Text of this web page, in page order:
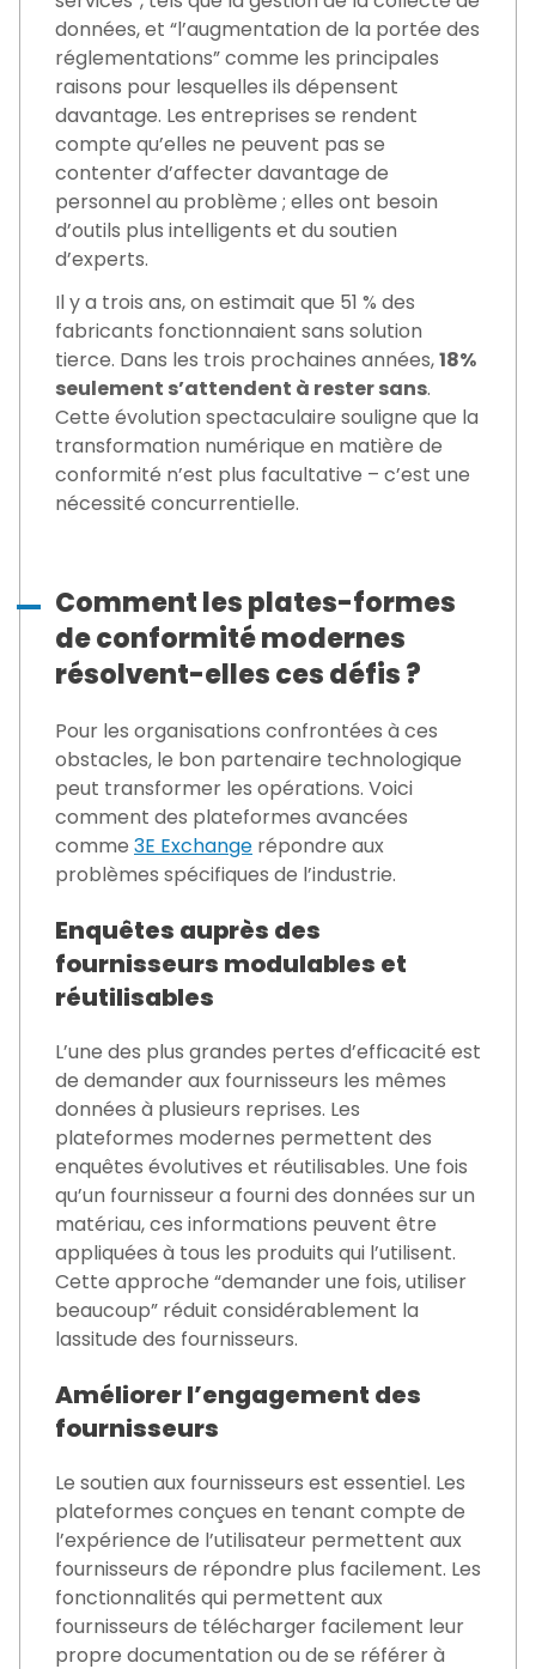
données, et “l’augmentation de la portée des
réglementations” comme les principales
raisons pour lesquelles ils dépensent
davantage. Les entreprises se rendent
compte qu’elles ne peuvent pas se
contenter d’affecter davantage de
personnel au problème ; elles ont besoin
d’outils plus intelligents et du soutien
d’experts.
Il y a trois ans, on estimait que 51 % des
fabricants fonctionnaient sans solution
tierce. Dans les trois prochaines années,18%
seulement s’attendent à rester sans.
Cette évolution spectaculaire souligne que la
transformation numérique en matière de
conformité n’est plus facultative – c’est une
nécessité concurrentielle.
Comment les plates-formes
de conformité modernes
résolvent-elles ces défis ?
Pour les organisations confrontées à ces
obstacles, le bon partenaire technologique
peut transformer les opérations. Voici
comment des plateformes avancées
comme 3E Exchange répondre aux
problèmes spécifiques de l’industrie.
Enquêtes auprès des
fournisseurs modulables et
réutilisables
L’une des plus grandes pertes d’efficacité est
de demander aux fournisseurs les mêmes
données à plusieurs reprises. Les
plateformes modernes permettent des
enquêtes évolutives et réutilisables. Une fois
qu’un fournisseur a fourni des données sur un
matériau, ces informations peuvent être
appliquées à tous les produits qui l’utilisent.
Cette approche “demander une fois, utiliser
beaucoup” réduit considérablement la
lassitude des fournisseurs.
Améliorer l’engagement des
fournisseurs
Le soutien aux fournisseurs est essentiel. Les
plateformes conçues en tenant compte de
l’expérience de l’utilisateur permettent aux
fournisseurs de répondre plus facilement. Les
fonctionnalités qui permettent aux
fournisseurs de télécharger facilement leur
propre documentation ou de se référer à